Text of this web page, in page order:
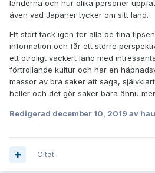
länderna och hur olika personer
även vad Japaner tycker om sitt land.
Ett stort tack igen för alla de fina
information och får ett större
ett otroligt vackert land med
förtrollande kultur och har en
massor av bra saker att säga,
heller och det gör saker bara ännu
Redigerad december 10, 2019 av
Citat